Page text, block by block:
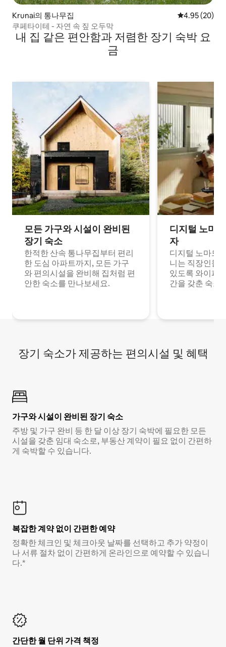
Krunai의 통나무집 평점 4.95점(5
4.95 (20)
쿠페타이테 - 자연 속 짚 오두막
내 집 같은 편안함과 저렴한 장기 숙박 요
금
모든 가구와 시설이 완비된
장기 숙소
한적한 산속 통나무집부터 편리
한 도심 아파트까지, 모든 가구
와 편의시설을 완비해 집처럼 편
안한 숙소를 만나보세요.
디지털 노마
자
디지털 노마드
니는 직장인들
있도록 와이파
간을 갖춘 숙소
장기 숙소가 제공하는 편의시설 및 혜택
가구와 시설이 완비된 장기 숙소
주방 및 가구 완비 등 한 달 이상 장기 숙박에 필요한 모든
시설을 갖춘 임대 숙소로, 부동산 계약이 필요 없이 간편하
게 숙박할 수 있습니다.
복잡한 계약 없이 간편한 예약
정확한 체크인 및 체크아웃 날짜를 선택하고 추가 약정이
나 서류 절차 없이 간편하게 온라인으로 예약할 수 있습니
다.*
간단한 월 단위 가격 책정